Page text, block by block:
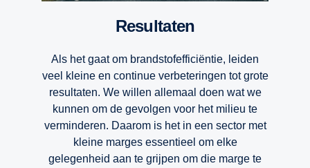
Resultaten
Als het gaat om brandstofefficiëntie, leiden
veel kleine en continue verbeteringen tot grote
resultaten. We willen allemaal doen wat we
kunnen om de gevolgen voor het milieu te
verminderen. Daarom is het in een sector met
kleine marges essentieel om elke
gelegenheid aan te grijpen om die marge te